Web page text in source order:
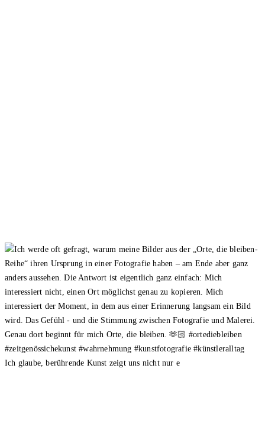
Ich glaube, berührende Kunst zeigt uns nicht nur e